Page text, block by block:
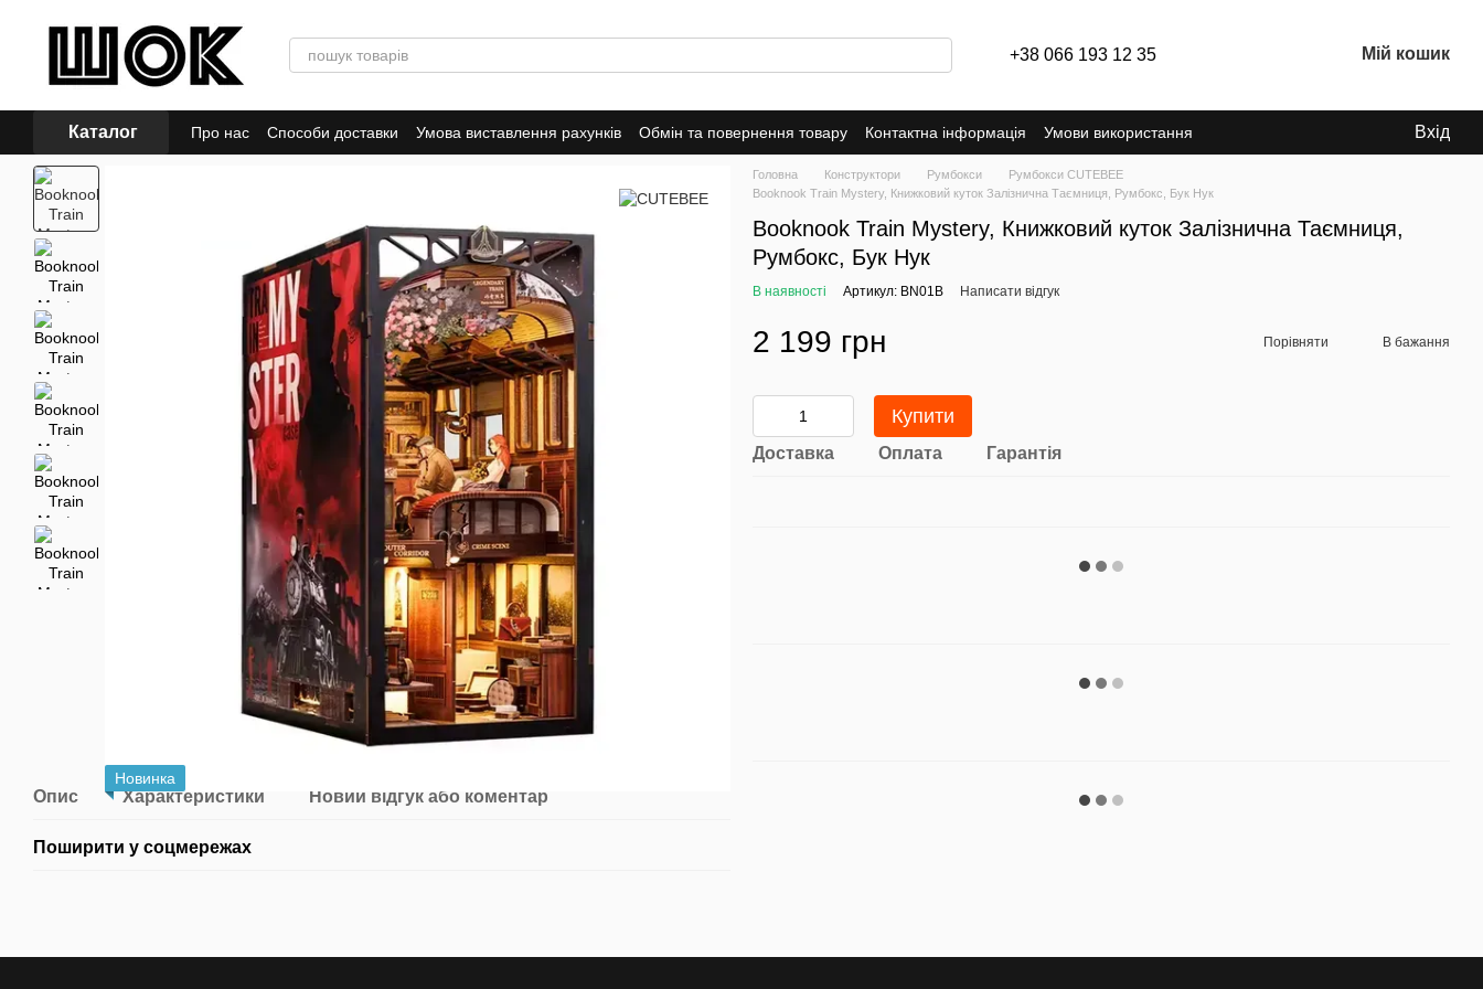
+38 066 193 12 35 Мій кошик
Каталог Про нас Способи доставки Умова виставлення рахунків Обмін та повернення товару Контактна інформація
Умови використання
Політика конфіденційності
Відгуки про магазин
Вхід
Новинка
Опис Характеристики Новий відгук або коментар
Поширити у соцмережах
Головна Конструктори Румбокси
Румбокси CUTEBEE
Booknook Train Mystery, Книжковий куток Залізнична Таємниця, Румбокс, Бук Нук
Booknook Train Mystery, Книжковий куток Залізнична Таємниця,
Румбокс, Бук Нук
В наявності Артикул: BN01B Написати відгук
2 199 грн Порівняти В бажання
Купити
Доставка Оплата Гарантія